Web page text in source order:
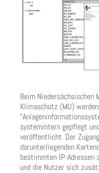
Beim
Klimaschutz (MU)
systemintern gepflegt
veröffentlicht. Der
darunterliegenden
bestimmten IP-Adressen
und die Nutzer sich